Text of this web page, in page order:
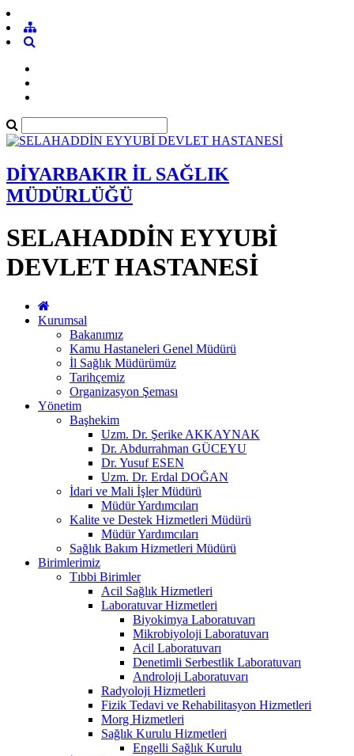
DİYARBAKIR İL SAĞLIK
MÜDÜRLÜĞÜ
SELAHADDİN EYYUBİ
DEVLET HASTANESİ
Kurumsal
Bakanımız
Kamu Hastaneleri Genel Müdürü
İl Sağlık Müdürümüz
Tarihçemiz
Organizasyon Şeması
Yönetim
Başhekim
Uzm. Dr. Şerike AKKAYNAK
Dr. Abdurrahman GÜCEYU
Dr. Yusuf ESEN
Uzm. Dr. Erdal DOĞAN
İdari ve Mali İşler Müdürü
Müdür Yardımcıları
Kalite ve Destek Hizmetleri Müdürü
Müdür Yardımcıları
Sağlık Bakım Hizmetleri Müdürü
Birimlerimiz
Tıbbi Birimler
Acil Sağlık Hizmetleri
Laboratuvar Hizmetleri
Biyokimya Laboratuvarı
Mikrobiyoloji Laboratuvarı
Acil Laboratuvarı
Denetimli Serbestlik Laboratuvarı
Androloji Laboratuvarı
Radyoloji Hizmetleri
Fizik Tedavi ve Rehabilitasyon Hizmetleri
Morg Hizmetleri
Sağlık Kurulu Hizmetleri
Engelli Sağlık Kurulu